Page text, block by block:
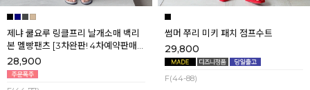
제냐 쿨요루 링클프리 날개소매 백리
본 멜빵팬츠 [3차완판! 4차예약판매]
[네이비] 8월셋째주 순차배송
28,900
썸머 쭈리 미키 패치 점프수트
29,800
F(44-88)